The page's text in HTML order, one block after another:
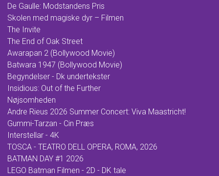
De Gaulle: Modstandens Pris
Skolen med magiske dyr – Filmen
The Invite
The End of Oak Street
Awarapan 2 (Bollywood Movie)
Batwara 1947 (Bollywood Movie)
Begyndelser - Dk undertekster
Insidious: Out of the Further
Nøjsomheden
Andre Rieus 2026 Summer Concert: Viva Maastricht!
Gummi-Tarzan - Cin Præs
Interstellar - 4K
TOSCA - TEATRO DELL OPERA, ROMA, 2026
BATMAN DAY #1 2026
LEGO Batman Filmen - 2D - DK tale